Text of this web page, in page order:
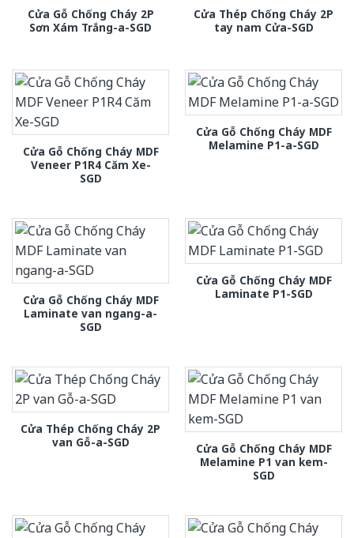
Cửa Gỗ Chống Cháy 2P
Sơn Xám Trắng-a-SGD
Cửa Thép Chống Cháy 2P
tay nam Cửa-SGD
Cửa Gỗ Chống Cháy MDF
Veneer P1R4 Căm Xe-
SGD
Cửa Gỗ Chống Cháy MDF
Melamine P1-a-SGD
Cửa Gỗ Chống Cháy MDF
Laminate van ngang-a-
SGD
Cửa Gỗ Chống Cháy MDF
Laminate P1-SGD
Cửa Thép Chống Cháy 2P
van Gỗ-a-SGD
Cửa Gỗ Chống Cháy MDF
Melamine P1 van kem-
SGD